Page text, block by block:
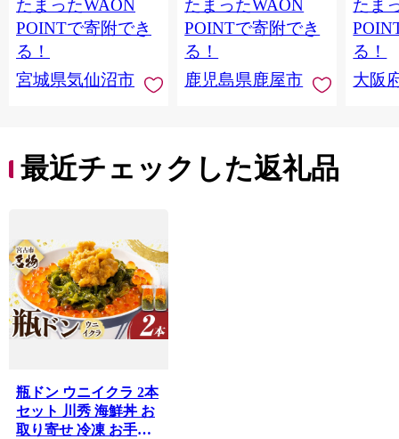
冷凍 家庭用 おかず 弁
当 支援 サーモン 銀鮭
切り身 魚 わけあり
たまったWAON
POINTで寄附でき
る！
宮城県気仙沼市
たまったWAON
POINTで寄附でき
る！
鹿児島県鹿屋市
菜 簡
すめ
取り
料 ふ
堺市】
たま
る！
大阪
最近チェックした返礼品
瓶ドン ウニイクラ 2本
セット 川秀 海鮮丼 お
取り寄せ 冷凍 お手軽